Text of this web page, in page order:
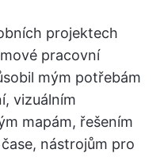
projektech
pracovní
mým potřebám
vizuálním
mapám, řešením
nástrojům pro